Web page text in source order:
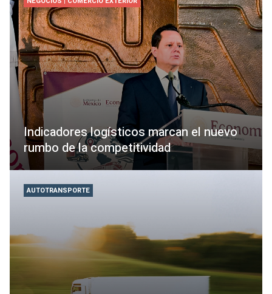
Indicadores logísticos marcan el nuevo
rumbo de la competitividad
AUTOTRANSPORTE